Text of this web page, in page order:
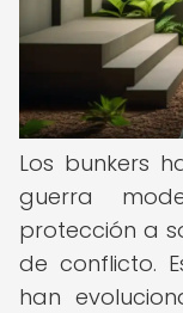
Los bunkers
guerra
protección a
de conflicto.
han